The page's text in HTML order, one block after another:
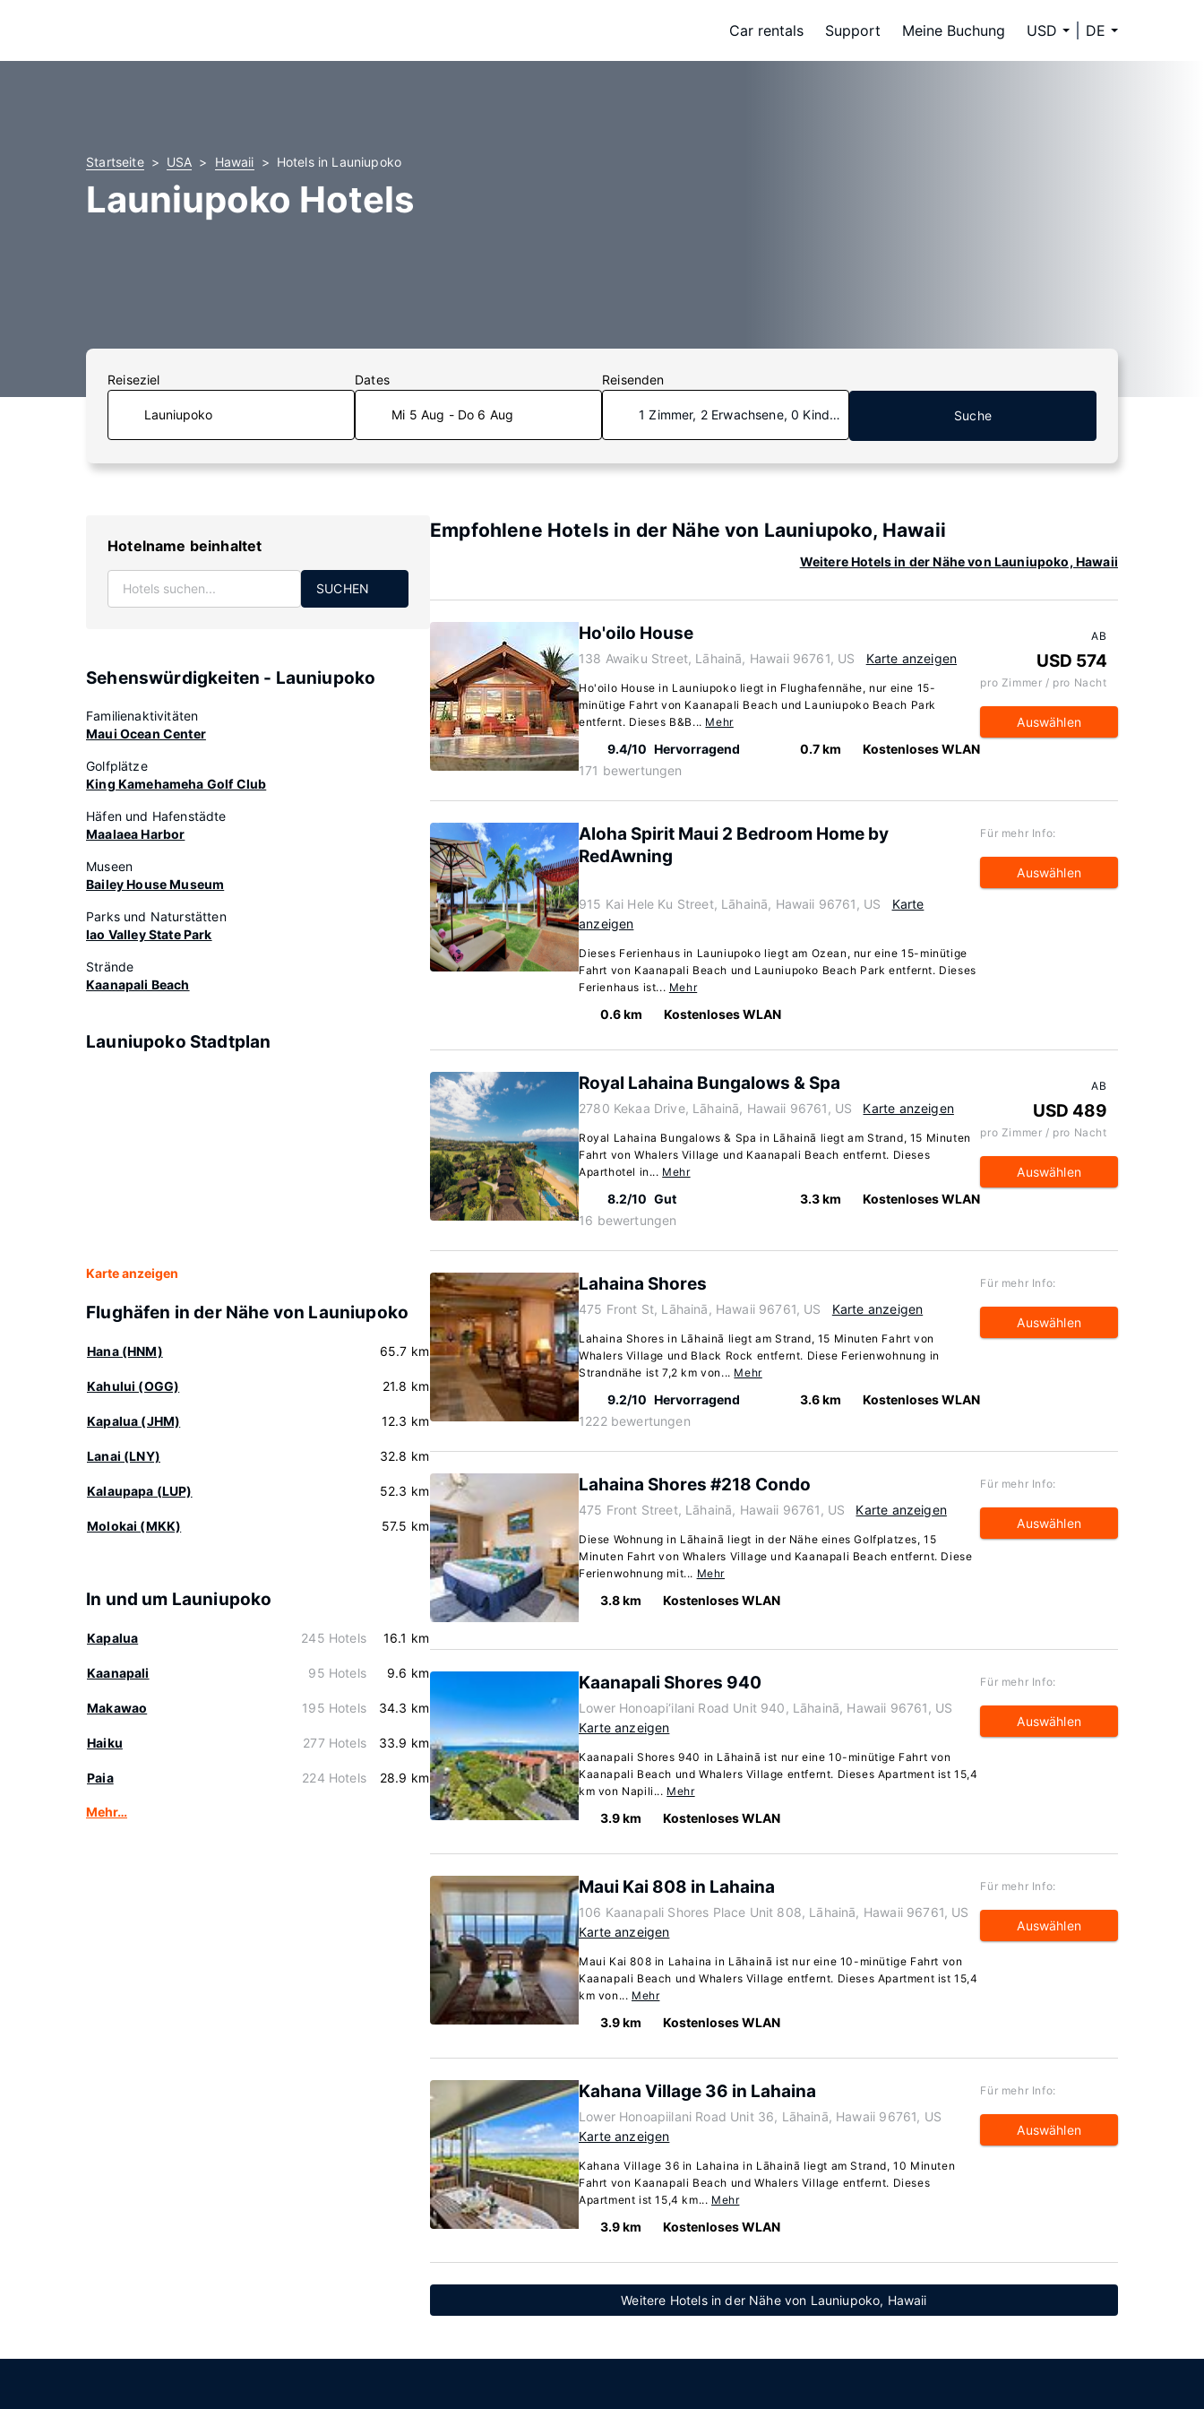
Car rentals Support Meine Buchung USD DE
Startseite USA Hawaii Hotels in Launiupoko
Launiupoko Hotels
Reiseziel Dates
Mi 5 Aug - Do 6 Aug
Reisenden
1 Zimmer, 2 Erwachsene, 0 Kinder Suche
Hotelname beinhaltet
SUCHEN
Sehenswürdigkeiten - Launiupoko
Familienaktivitäten
Maui Ocean Center
Golfplätze
King Kamehameha Golf Club
Häfen und Hafenstädte
Maalaea Harbor
Museen
Bailey House Museum
Parks und Naturstätten
Iao Valley State Park
Strände
Kaanapali Beach
Launiupoko Stadtplan
Karte anzeigen
Flughäfen in der Nähe von Launiupoko
Hana (HNM) 65.7 km
Kahului (OGG) 21.8 km
Kapalua (JHM) 12.3 km
Lanai (LNY) 32.8 km
Kalaupapa (LUP) 52.3 km
Molokai (MKK) 57.5 km
In und um Launiupoko
Kapalua 245 Hotels 16.1 km
Kaanapali 95 Hotels 9.6 km
Makawao 195 Hotels 34.3 km
Haiku 277 Hotels 33.9 km
Paia 224 Hotels 28.9 km
Mehr…
Empfohlene Hotels in der Nähe von Launiupoko, Hawaii
Weitere Hotels in der Nähe von Launiupoko, Hawaii
Ho'oilo House
138 Awaiku Street, Lāhainā, Hawaii 96761, US Karte anzeigen
Ho'oilo House in Launiupoko liegt in Flughafennähe, nur eine 15-
minütige Fahrt von Kaanapali Beach und Launiupoko Beach Park
entfernt. Dieses B&B... Mehr
9.4/10 Hervorragend
171 bewertungen
0.7 km Kostenloses WLAN
AB
USD 574
pro Zimmer / pro Nacht
Auswählen
Aloha Spirit Maui 2 Bedroom Home by
RedAwning
915 Kai Hele Ku Street, Lāhainā, Hawaii 96761, US
Karte
anzeigen
Dieses Ferienhaus in Launiupoko liegt am Ozean, nur eine 15-minütige
Fahrt von Kaanapali Beach und Launiupoko Beach Park entfernt. Dieses
Ferienhaus ist... Mehr
0.6 km Kostenloses WLAN
Für mehr Info:
Auswählen
Royal Lahaina Bungalows & Spa
2780 Kekaa Drive, Lāhainā, Hawaii 96761, US Karte anzeigen
Royal Lahaina Bungalows & Spa in Lāhainā liegt am Strand, 15 Minuten
Fahrt von Whalers Village und Kaanapali Beach entfernt. Dieses
Aparthotel in... Mehr
8.2/10 Gut
16 bewertungen
3.3 km Kostenloses WLAN
AB
USD 489
pro Zimmer / pro Nacht
Auswählen
Lahaina Shores
475 Front St, Lāhainā, Hawaii 96761, US Karte anzeigen
Lahaina Shores in Lāhainā liegt am Strand, 15 Minuten Fahrt von
Whalers Village und Black Rock entfernt. Diese Ferienwohnung in
Strandnähe ist 7,2 km von... Mehr
9.2/10 Hervorragend
1222 bewertungen
3.6 km Kostenloses WLAN
Für mehr Info:
Auswählen
Lahaina Shores #218 Condo
475 Front Street, Lāhainā, Hawaii 96761, US Karte anzeigen
Diese Wohnung in Lāhainā liegt in der Nähe eines Golfplatzes, 15
Minuten Fahrt von Whalers Village und Kaanapali Beach entfernt. Diese
Ferienwohnung mit... Mehr
3.8 km Kostenloses WLAN
Für mehr Info:
Auswählen
Kaanapali Shores 940
Lower Honoapi‘ilani Road Unit 940, Lāhainā, Hawaii 96761, US
Karte anzeigen
Kaanapali Shores 940 in Lāhainā ist nur eine 10-minütige Fahrt von
Kaanapali Beach und Whalers Village entfernt. Dieses Apartment ist 15,4
km von Napili... Mehr
3.9 km Kostenloses WLAN
Für mehr Info:
Auswählen
Maui Kai 808 in Lahaina
106 Kaanapali Shores Place Unit 808, Lāhainā, Hawaii 96761, US
Karte anzeigen
Maui Kai 808 in Lahaina in Lāhainā ist nur eine 10-minütige Fahrt von
Kaanapali Beach und Whalers Village entfernt. Dieses Apartment ist 15,4
km von... Mehr
3.9 km Kostenloses WLAN
Für mehr Info:
Auswählen
Kahana Village 36 in Lahaina
Lower Honoapiilani Road Unit 36, Lāhainā, Hawaii 96761, US
Karte anzeigen
Kahana Village 36 in Lahaina in Lāhainā liegt am Strand, 10 Minuten
Fahrt von Kaanapali Beach und Whalers Village entfernt. Dieses
Apartment ist 15,4 km... Mehr
3.9 km Kostenloses WLAN
Für mehr Info:
Auswählen
Weitere Hotels in der Nähe von Launiupoko, Hawaii